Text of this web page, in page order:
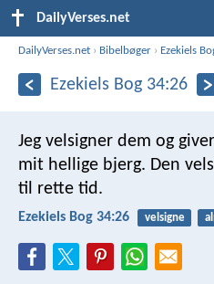
DailyVerses.net
DailyVerses.net › Bibelbøger › Ezekiels
Ezekiels Bog 34:26
Jeg velsigner dem og
mit hellige bjerg. Den
til rette tid.
Ezekiels Bog 34:26 velsigne